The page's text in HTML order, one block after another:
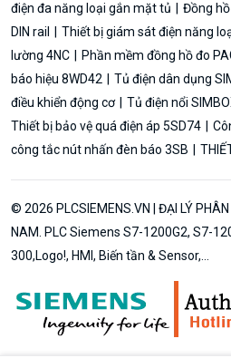
điện đa năng loại gắn mặt tủ
Đồng
DIN rail
Thiết bị giám sát điện năng
lường 4NC
Phần mềm đồng hồ đo
báo hiệu 8WD42
Tủ điện dân dụng
điều khiển động cơ
Tủ điện nổi
Thiết bị bảo vệ quá điện áp 5SD74
công tắc nút nhấn đèn báo 3SB
© 2026 PLCSIEMENS.VN | ĐẠI LÝ
NAM. PLC Siemens S7-1200G2, S7-
300,Logo!, HMI, Biến tần & Sensor,...